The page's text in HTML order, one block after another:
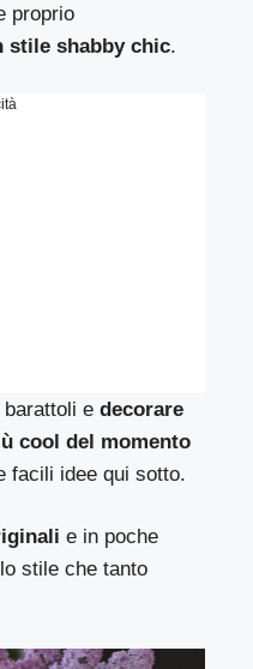
proprio
stile shabby chic.
barattoli edecorare
cool del momento
facili idee qui sotto.
e in poche
stile che tanto